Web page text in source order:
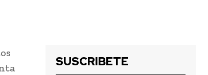
SUSCRIBETE